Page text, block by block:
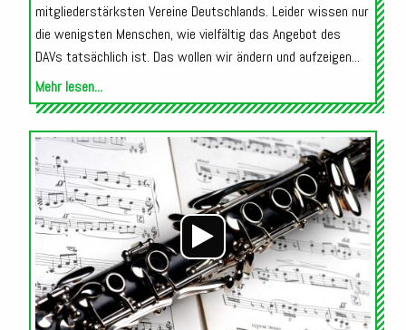
mitgliederstärksten Vereine Deutschlands. Leider wissen nur
die wenigsten Menschen, wie vielfältig das Angebot des
DAVs tatsächlich ist. Das wollen wir ändern und aufzeigen...
Mehr lesen...
Audio-
Player